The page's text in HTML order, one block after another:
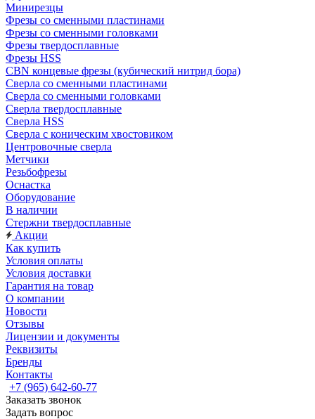
Минирезцы
Фрезы со сменными пластинами
Фрезы со сменными головками
Фрезы твердосплавные
Фрезы HSS
CBN концевые фрезы (кубический нитрид бора)
Сверла со сменными пластинами
Сверла со сменными головками
Сверла твердосплавные
Сверла HSS
Сверла с коническим хвостовиком
Центровочные сверла
Метчики
Резьбофрезы
Оснастка
Оборудование
В наличии
Стержни твердосплавные
Акции
Как купить
Условия оплаты
Условия доставки
Гарантия на товар
О компании
Новости
Отзывы
Лицензии и документы
Реквизиты
Бренды
Контакты
+7 (965) 642-60-77
Заказать звонок
Задать вопрос